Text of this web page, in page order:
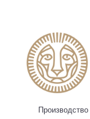
Производство